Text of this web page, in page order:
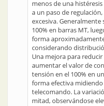
menos de una
a un paso de
excesiva.
100% en barras MT,
forma
considerando
Una mejora para
aumentar el valor de
tensión en el 100% en
forma efectiva
telecomando. La
mitad, observándose